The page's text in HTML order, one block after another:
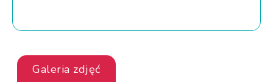
Galeria zdjęć